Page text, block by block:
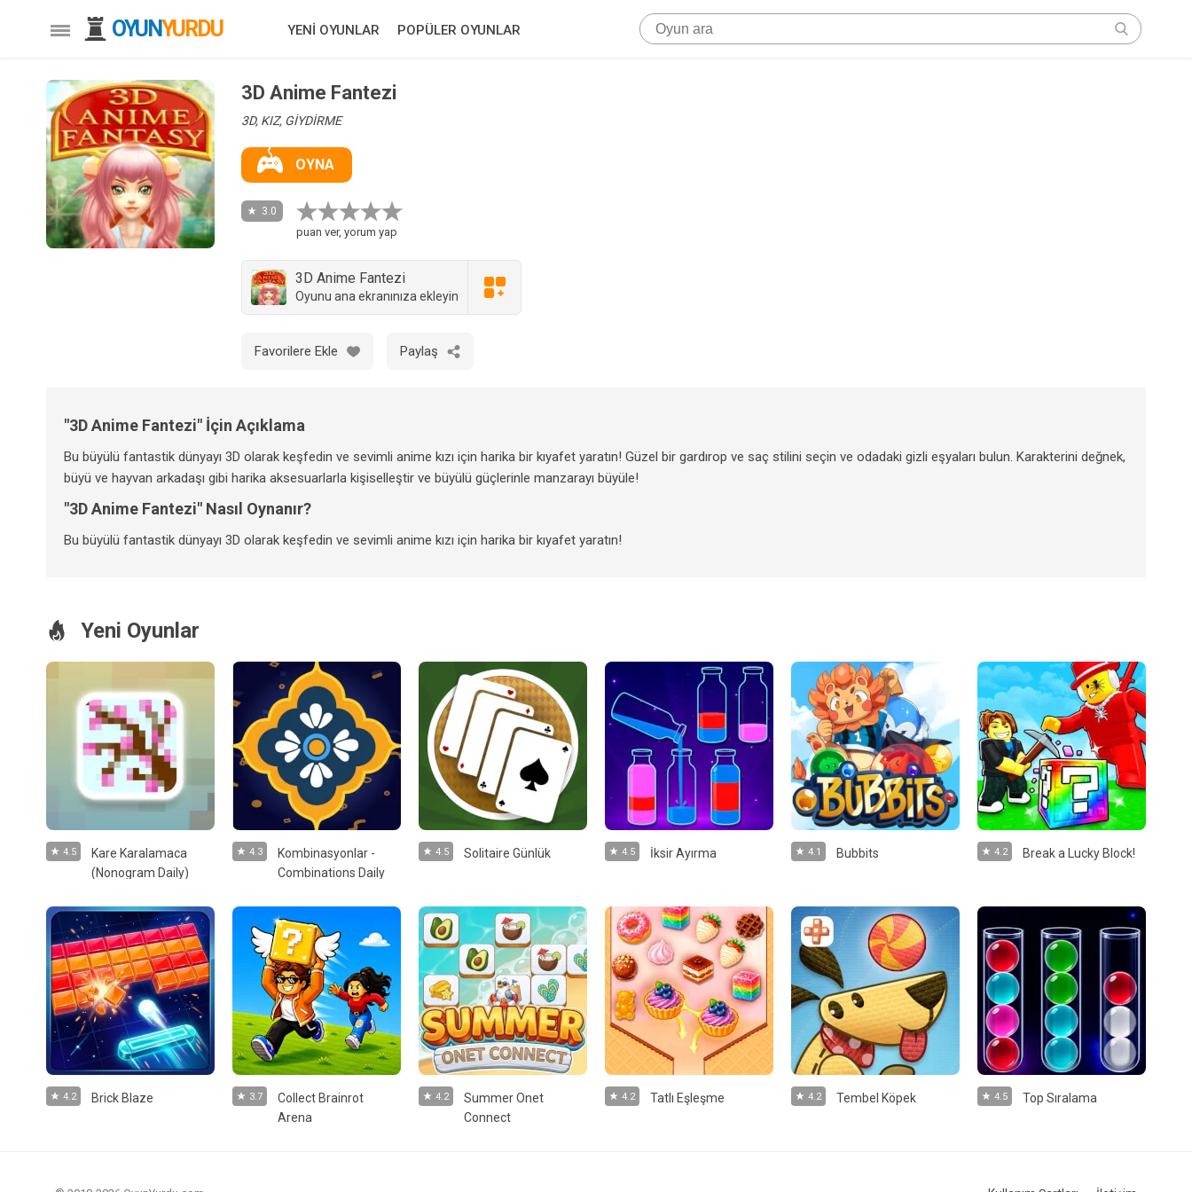
OYUNYURDU YENİ OYUNLAR POPÜLER OYUNLAR
3D Anime Fantezi
3D, KIZ, GİYDİRME
OYNA
3.0
puan ver, yorum yap
3D Anime Fantezi
Oyunu ana ekranınıza ekleyin
Favorilere Ekle Paylaş
"3D Anime Fantezi" İçin Açıklama
Bu büyülü fantastik dünyayı 3D olarak keşfedin ve sevimli anime kızı için harika bir kıyafet yaratın! Güzel bir gardırop ve saç stilini seçin ve odadaki gizli eşyaları bulun. Karakterini değnek,
büyü ve hayvan arkadaşı gibi harika aksesuarlarla kişiselleştir ve büyülü güçlerinle manzarayı büyüle!
"3D Anime Fantezi" Nasıl Oynanır?
Bu büyülü fantastik dünyayı 3D olarak keşfedin ve sevimli anime kızı için harika bir kıyafet yaratın!
Yeni Oyunlar
4.5
Kare Karalamaca
(Nonogram Daily)
4.3
Kombinasyonlar -
Combinations Daily
4.5 Solitaire Günlük 4.5 İksir Ayırma 4.1 Bubbits 4.2 Break a Lucky Block!
4.2 Brick Blaze 3.7
Collect Brainrot
Arena
4.2
Summer Onet
Connect
4.2 Tatlı Eşleşme 4.2 Tembel Köpek 4.5 Top Sıralama